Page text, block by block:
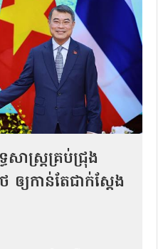
ាស្ត្រគ្រប់ជ្រុង
យកាន់តែជាក់ស្ដែង